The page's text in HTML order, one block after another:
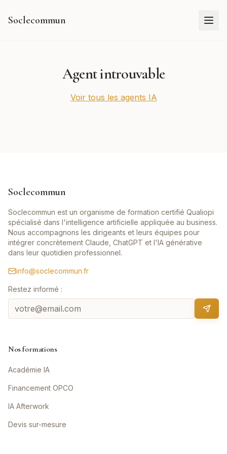
Soclecommun
Agent introuvable
Voir tous les agents IA
Soclecommun
Soclecommun est un organisme de formation certifié Qualiopi
spécialisé dans l'intelligence artificielle appliquée au business.
Nous accompagnons les dirigeants et leurs équipes pour
intégrer concrètement Claude, ChatGPT et l'IA générative
dans leur quotidien professionnel.
info@soclecommun.fr
Restez informé :
Nos formations
Académie IA
Financement OPCO
IA Afterwork
Devis sur-mesure